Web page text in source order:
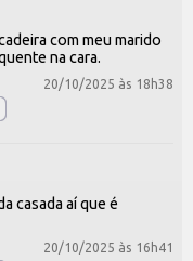
com meu marido
na cara.
20/10/2025 às 18h38
casada aí que é
20/10/2025 às 16h41